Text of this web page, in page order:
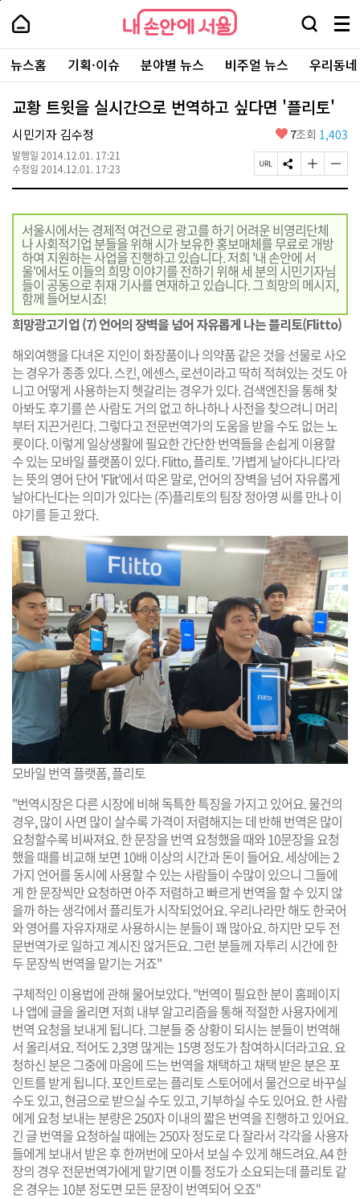
본
로
가
내
손
안
에
서
울
-
서
울
시
대
표
소
포
내
손
에
울
검
창
열
기
메
뉴
전
체
보
주
요
서
뉴스홈 기획·이슈 분야별 뉴스 비주얼 뉴스 우리동
교황 트윗을 실시간으로 번역하고 싶다면 '플리토'
시민기자 김수정
발행일 2014.12.01. 17:21
수정일 2014.12.01. 17:23
좋
요
7조회 1,403
페
이
U
R
L
복
사
S
N
공
유
하
기
글
자
기
크
게
변
경
하
기
글
자
기
기
서울시에서는 경제적 여건으로 광고를 하기 어려운 비영리단체
나 사회적기업 분들을 위해 시가 보유한 홍보매체를 무료로 개방
하여 지원하는 사업을 진행하고 있습니다. 저희 '내 손안에 서
울'에서도 이들의 희망 이야기를 전하기 위해 세 분의 시민기자님
들이 공동으로 취재 기사를 연재하고 있습니다. 그 희망의 메시지,
함께 들어보시죠!
희망광고기업 (7) 언어의 장벽을 넘어 자유롭게 나는 플리토(Flitto)
해외여행을 다녀온 지인이 화장품이나 의약품 같은 것을 선물로 사오
는 경우가 종종 있다. 스킨, 에센스, 로션이라고 딱히 적혀있는 것도 아
니고 어떻게 사용하는지 헷갈리는 경우가 있다. 검색엔진을 통해 찾
아봐도 후기를 쓴 사람도 거의 없고 하나하나 사전을 찾으려니 머리
부터 지끈거린다. 그렇다고 전문번역가의 도움을 받을 수도 없는 노
릇이다. 이렇게 일상생활에 필요한 간단한 번역들을 손쉽게 이용할
수 있는 모바일 플랫폼이 있다. Flitto, 플리토. '가볍게 날아다니다'라
는 뜻의 영어 단어 'Flit'에서 따온 말로, 언어의 장벽을 넘어 자유롭게
날아다닌다는 의미가 있다는 (주)플리토의 팀장 정아영 씨를 만나 이
야기를 듣고 왔다.
모바일 번역 플랫폼, 플리토
"번역시장은 다른 시장에 비해 독특한 특징을 가지고 있어요. 물건의
경우, 많이 사면 많이 살수록 가격이 저렴해지는 데 반해 번역은 많이
요청할수록 비싸져요. 한 문장을 번역 요청했을 때와 10문장을 요청
했을 때를 비교해 보면 10배 이상의 시간과 돈이 들어요. 세상에는 2
가지 언어를 동시에 사용할 수 있는 사람들이 수많이 있으니 그들에
게 한 문장씩만 요청하면 아주 저렴하고 빠르게 번역을 할 수 있지 않
을까 하는 생각에서 플리토가 시작되었어요. 우리나라만 해도 한국어
와 영어를 자유자재로 사용하시는 분들이 꽤 많아요. 하지만 모두 전
문번역가로 일하고 계시진 않거든요. 그런 분들께 자투리 시간에 한
두 문장씩 번역을 맡기는 거죠"
구체적인 이용법에 관해 물어보았다. "번역이 필요한 분이 홈페이지
나 앱에 글을 올리면 저희 내부 알고리즘을 통해 적절한 사용자에게
번역 요청을 보내게 됩니다. 그분들 중 상황이 되시는 분들이 번역해
서 올리셔요. 적어도 2,3명 많게는 15명 정도가 참여하시더라고요. 요
청하신 분은 그중에 마음에 드는 번역을 채택하고 채택 받은 분은 포
인트를 받게 됩니다. 포인트로는 플리토 스토어에서 물건으로 바꾸실
수도 있고, 현금으로 받으실 수도 있고, 기부하실 수도 있어요. 한 사람
에게 요청 보내는 분량은 250자 이내의 짧은 번역을 진행하고 있어요.
긴 글 번역을 요청하실 때에는 250자 정도로 다 잘라서 각각을 사용자
들에게 보내서 받은 후 한꺼번에 모아서 보실 수 있게 해드려요. A4 한
장의 경우 전문번역가에게 맡기면 이틀 정도가 소요되는데 플리토 같
은 경우는 10분 정도면 모든 문장이 번역되어 오죠"
페
상
단
로